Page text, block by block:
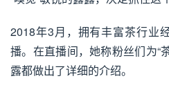
2018年3月，拥有丰富茶行业
播。在直播间，她称粉丝们为“
露都做出了详细的介绍。